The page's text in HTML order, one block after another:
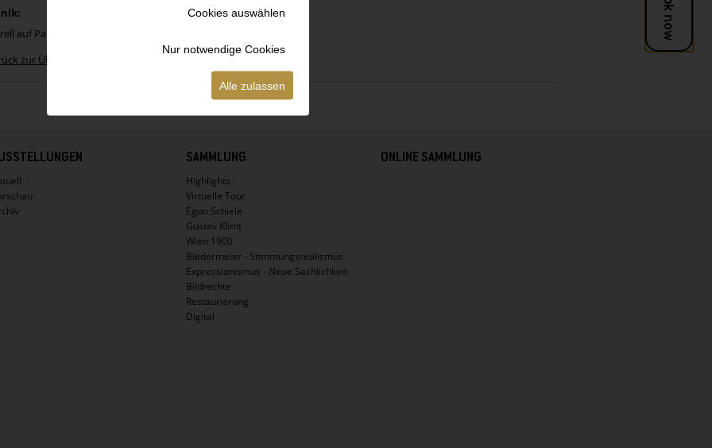
Cookies auswählen
Nur notwendige Cookies
Alle zulassen
auf Papier
zur Übersicht
SAMMLUNG
Highlights
Virtuelle Tour
Egon Schiele
Gustav Klimt
Wien 1900
Biedermeier - Stimmungsrealismus
Expressionismus - Neue Sachlichkeit
Bildrechte
Restaurierung
Digital
ONLINE SAMMLUNG